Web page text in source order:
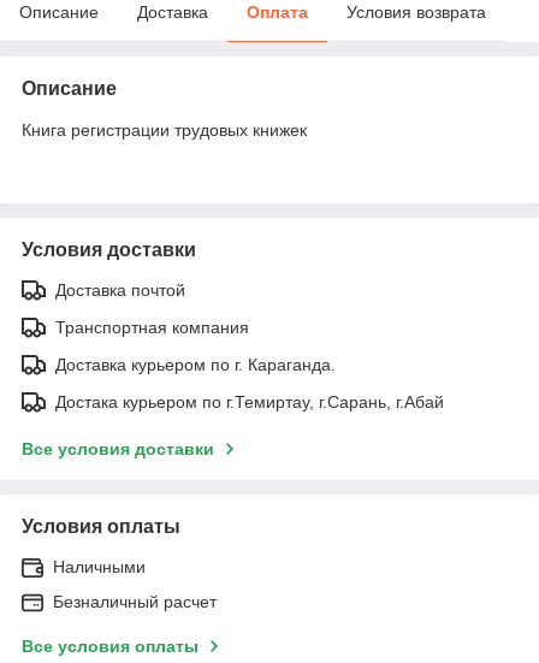
Описание Доставка Оплата Условия возврата
Описание
Книга регистрации трудовых книжек
Условия доставки
Доставка почтой
Транспортная компания
Доставка курьером по г. Караганда.
Достака курьером по г.Темиртау, г.Сарань, г.Абай
Все условия доставки
Условия оплаты
Наличными
Безналичный расчет
Все условия оплаты